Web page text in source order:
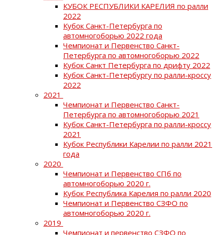
КУБОК РЕСПУБЛИКИ КАРЕЛИЯ по ралли
2022
Кубок Санкт-Петербурга по
автомногоборью 2022 года
Чемпионат и Первенство Санкт-
Петербурга по автомногоборью 2022
Кубок Санкт Петербурга по дрифту 2022
Кубок Санкт-Петербургу по ралли-кроссу
2022
2021
Чемпионат и Первенство Санкт-
Петербурга по автомногоборью 2021
Кубок Санкт-Петербурга по ралли-кроссу
2021
Кубок Республики Карелии по ралли 2021
года
2020
Чемпионат и Первенство СПб по
автомногоборью 2020 г.
Кубок Республика Карелия по ралли 2020
Чемпионат и Первенство СЗФО по
автомногоборью 2020 г.
2019
Чемпионат и первенство СЗФО по